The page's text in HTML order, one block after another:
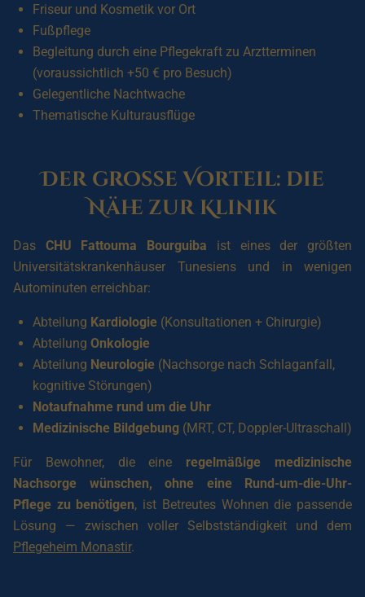
Friseur und Kosmetik vor Ort
Fußpflege
Begleitung durch eine Pflegekraft zu Arztterminen
(voraussichtlich +50 € pro Besuch)
Gelegentliche Nachtwache
Thematische Kulturausflüge
Der große Vorteil: die
Nähe zur Klinik
Das CHU Fattouma Bourguiba ist eines der größten
Universitätskrankenhäuser Tunesiens und in wenigen
Autominuten erreichbar:
Abteilung Kardiologie (Konsultationen + Chirurgie)
Abteilung Onkologie
Abteilung Neurologie (Nachsorge nach Schlaganfall,
kognitive Störungen)
Notaufnahme rund um die Uhr
Medizinische Bildgebung (MRT, CT, Doppler-Ultraschall)
Für Bewohner, die eine regelmäßige medizinische
Nachsorge wünschen, ohne eine Rund-um-die-Uhr-
Pflege zu benötigen, ist Betreutes Wohnen die passende
Lösung — zwischen voller Selbstständigkeit und dem
Pflegeheim Monastir.